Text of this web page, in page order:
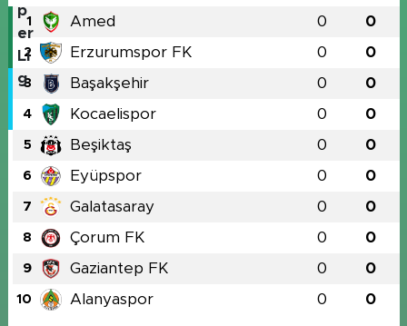
1 Amed 0 0
2 Erzurumspor FK 0 0
3 Başakşehir 0 0
4 Kocaelispor 0 0
5 Beşiktaş 0 0
6 Eyüpspor 0 0
7 Galatasaray 0 0
8 Çorum FK 0 0
9 Gaziantep FK 0 0
10 Alanyaspor 0 0